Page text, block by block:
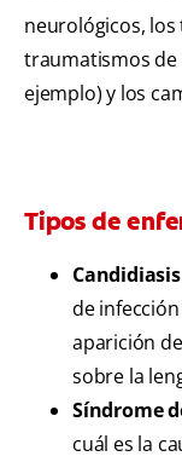
neurológicos,
traumatismos de
ejemplo) y los
Tipos de
de
aparición
sobre la
Síndrome
cuál es la